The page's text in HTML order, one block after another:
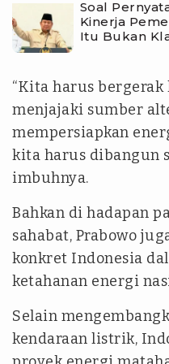
Soal
Kinerja
Itu Bukan
“Kita harus
menjajaki sumber
mempersiapkan
kita harus dibangun
imbuhnya.
Bahkan di hadapan
sahabat, Prabowo
konkret Indonesia
ketahanan energi
Selain
kendaraan listrik,